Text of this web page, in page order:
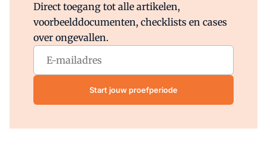
Direct toegang tot alle artikelen,
voorbeelddocumenten, checklists en cases
over ongevallen.
Start jouw proefperiode